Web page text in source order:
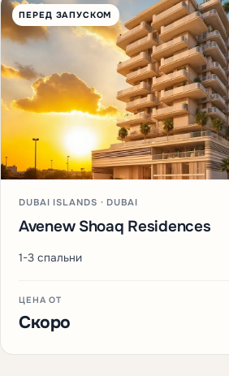
ПЕРЕД ЗАПУСКОМ
DUBAI ISLANDS · DUBAI
Avenew Shoaq Residences
1-3 спальни
ЦЕНА ОТ
Скоро